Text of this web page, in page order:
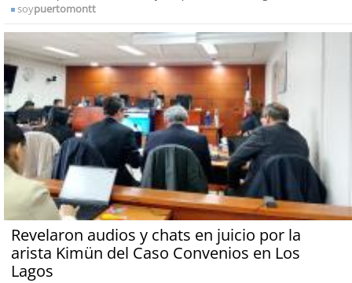
soypuertomontt
Revelaron audios y chats en juicio por la
arista Kimün del Caso Convenios en Los
Lagos